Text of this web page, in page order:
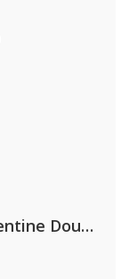
Calvin Harris & Clementine Douglas